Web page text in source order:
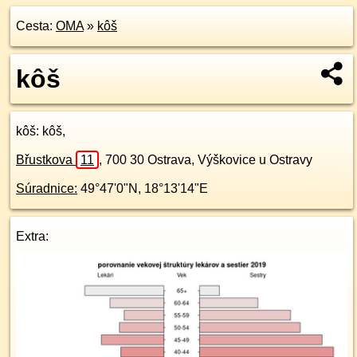
Cesta: OMA» kôš
kôš
kôš: kôš,
Břustkova 11 , 700 30 Ostrava, Výškovice u Ostravy
Súradnice: 49°47'0"N , 18°13'14"E
Extra: